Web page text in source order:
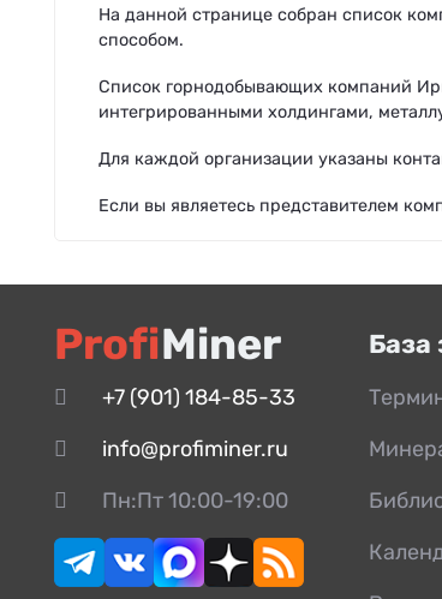
На данной странице собран список
способом.
Список горнодобывающих компаний
интегрированными холдингами,
Для каждой организации указаны
Если вы являетесь представителем
ProfiMiner
+7 (901) 184-85-33
info@profiminer.ru
Пн:Пт 10:00-19:00
База